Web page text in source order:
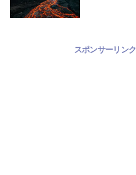
スポンサーリンク